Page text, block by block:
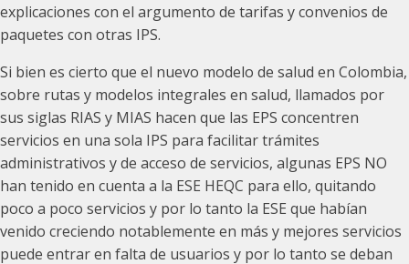
explicaciones con el argumento de tarifas y convenios de
paquetes con otras IPS.
Si bien es cierto que el nuevo modelo de salud en Colombia,
sobre rutas y modelos integrales en salud, llamados por
sus siglas RIAS y MIAS hacen que las EPS concentren
servicios en una sola IPS para facilitar trámites
administrativos y de acceso de servicios, algunas EPS NO
han tenido en cuenta a la ESE HEQC para ello, quitando
poco a poco servicios y por lo tanto la ESE que habían
venido creciendo notablemente en más y mejores servicios
puede entrar en falta de usuarios y por lo tanto se deban